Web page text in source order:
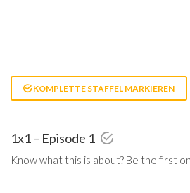
KOMPLETTE STAFFEL MARKIEREN
1x1 – Episode 1
Know what this is about? Be the first